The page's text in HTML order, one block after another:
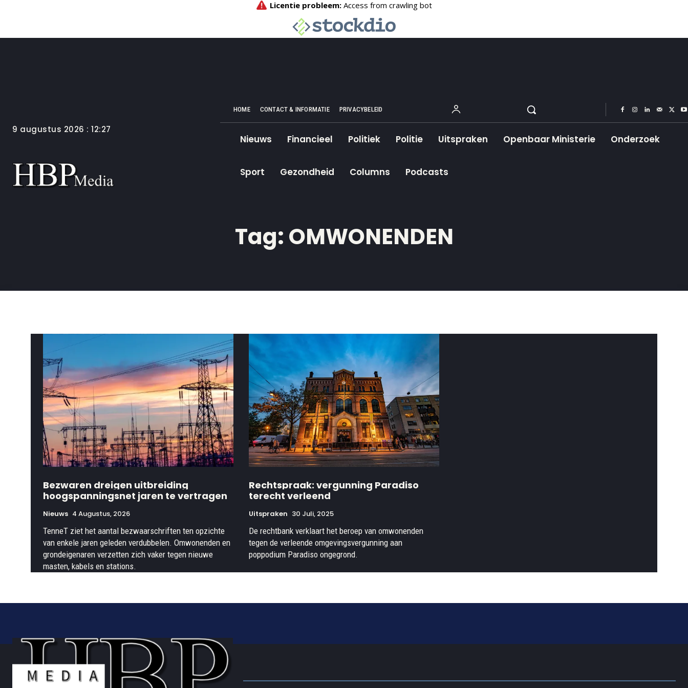
9 augustus 2026 : 12:27
HOME CONTACT & INFORMATIE PRIVACYBELEID
Nieuws Financieel Politiek Politie Uitspraken Openbaar Ministerie Onderzoek
Sport Gezondheid Columns Podcasts
Tag: OMWONENDEN
Bezwaren dreigen uitbreiding
hoogspanningsnet jaren te vertragen
Nieuws 4 Augustus, 2026
TenneT ziet het aantal bezwaarschriften ten opzichte
van enkele jaren geleden verdubbelen. Omwonenden en
grondeigenaren verzetten zich vaker tegen nieuwe
masten, kabels en stations.
Rechtspraak: vergunning Paradiso
terecht verleend
Uitspraken 30 Juli, 2025
De rechtbank verklaart het beroep van omwonenden
tegen de verleende omgevingsvergunning aan
poppodium Paradiso ongegrond.